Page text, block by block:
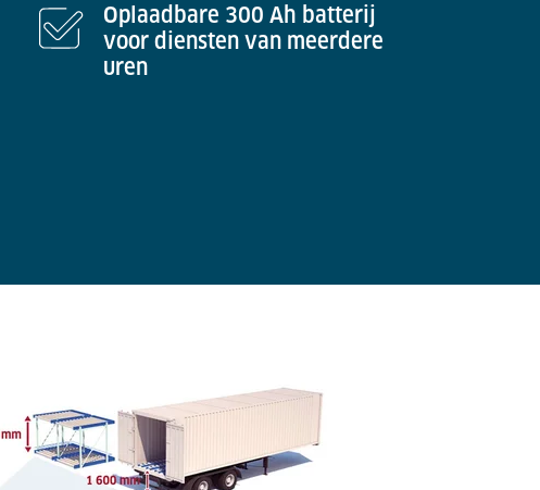
Oplaadbare 300 Ah batterij
voor diensten van meerdere
uren